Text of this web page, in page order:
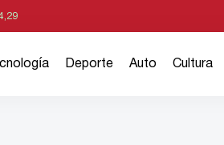
Deporte Auto Cultura